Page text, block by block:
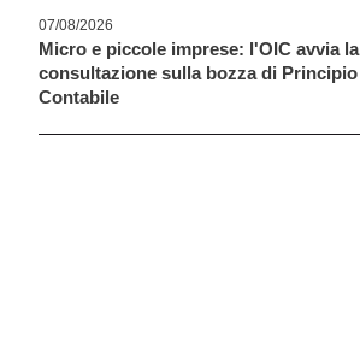
07/08/2026
Micro e piccole imprese: l'OIC avvia la
consultazione sulla bozza di Principio
Contabile